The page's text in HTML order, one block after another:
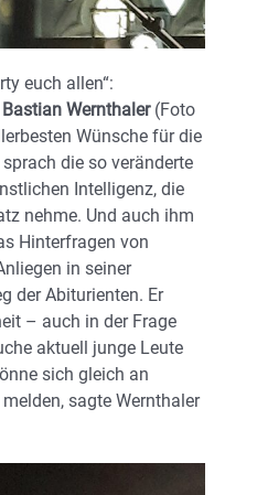
euch allen“:
Wernthaler (Foto
Wünsche für die
die so veränderte
Intelligenz, die
nehme. Und auch ihm
Hinterfragen von
in seiner
der Abiturienten. Er
– auch in der Frage
aktuell junge Leute
sich gleich an
sagte Wernthaler